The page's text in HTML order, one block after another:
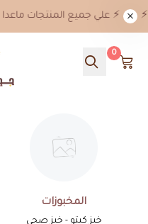
⚡️خصم 10% بكود خصم jn10 علي جميع المنتجات ماعدا خصومات 50%⚡️ توصيل مجاني للطلبات من 199 ريال ⚡️
0
المخبوزات
خبز كيتو - خبز صحي